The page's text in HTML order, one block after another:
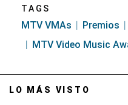
TAGS
MTV VMAs Premios
MTV Video Music
LO MÁS VISTO